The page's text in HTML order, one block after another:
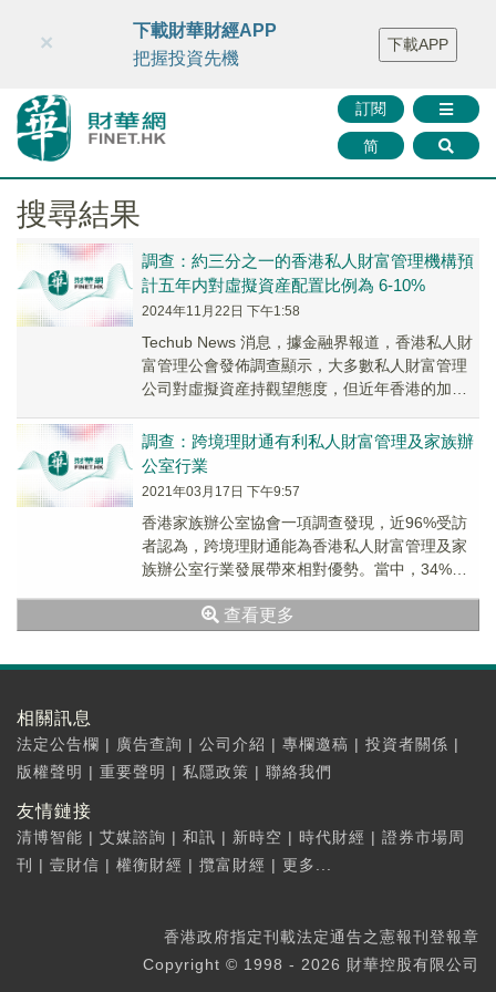
財華智庫網 FINTV FINMETA 財華證券 媒體矩陣
智庫沙龍
聯絡我們
訂閱
简
×
下載財華財經APP
把握投資先機
下載APP
搜尋結果
調查：約三分之一的香港私人財富管理機構預
計五年内對虛擬資産配置比例為 6-10%
2024年11月22日 下午1:58
Techub News 消息，據金融界報道，香港私人財
富管理公會發佈調查顯示，大多數私人財富管理
公司對虛擬資産持觀望態度，但近年香港的加密
調查：跨境理財通有利私人財富管理及家族辦
公室行業
2021年03月17日 下午9:57
香港家族辦公室協會一項調查發現，近96%受訪
者認為，跨境理財通能為香港私人財富管理及家
族辦公室行業發展帶來相對優勢。當中，34%受
查看更多
相關訊息
法定公告欄 | 廣告查詢 | 公司介紹 | 專欄邀稿 | 投資者關係 |
版權聲明 | 重要聲明 | 私隱政策 | 聯絡我們
友情鏈接
清博智能 | 艾媒諮詢 | 和訊 | 新時空 | 時代財經 | 證券市場周
刊
| 壹財信 | 權衡財經 | 攬富財經 | 更多...
香港政府指定刊載法定通告之憲報刊登報章
Copyright © 1998 - 2026 財華控股有限公司